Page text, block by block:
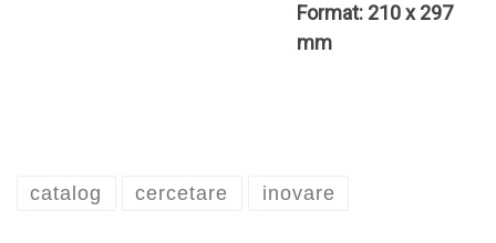
Format: 210 x 297
mm
catalog cercetare inovare